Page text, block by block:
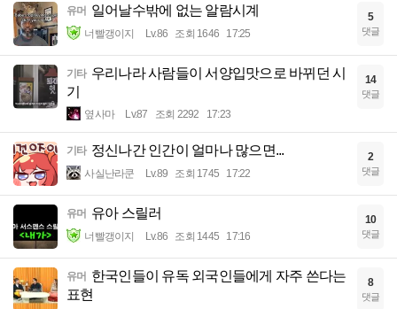
유머 일어날수밖에 없는 알람시계
너빨갱이지 Lv.86 조회 1646 17:25
5
댓글
기타 우리나라 사람들이 서양입맛으로 바뀌던 시
기
옆사마 Lv.87 조회 2292 17:23
14
댓글
기타 정신나간 인간이 얼마나 많으면...
사실난라쿤 Lv.89 조회 1745 17:22
2
댓글
유머 유아 스릴러
너빨갱이지 Lv.86 조회 1445 17:16
10
댓글
유머 한국인들이 유독 외국인들에게 자주 쓴다는
표현
8
댓글